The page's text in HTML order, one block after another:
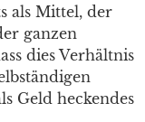
als Mittel, der
ganzen
dies Verhältnis
Geld heckendes